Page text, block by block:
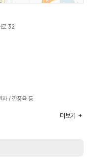
로 32
자 / 깐풍육 등
더보기